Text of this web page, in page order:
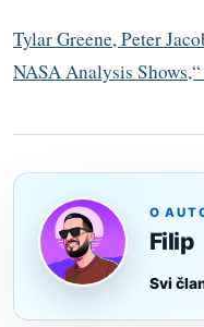
Tylar Greene, Peter
NASA Analysis
O
Filip
Svi